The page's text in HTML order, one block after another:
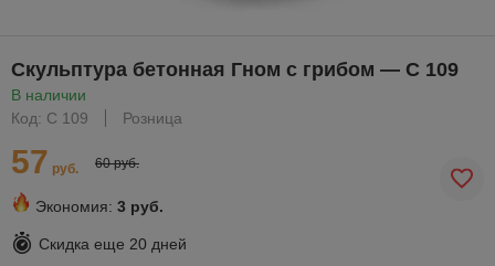
Скульптура бетонная Гном с грибом — С 109
В наличии
Код: С 109
Розница
57 руб. 60 руб.
Экономия: 3 руб.
Скидка еще 20 дней